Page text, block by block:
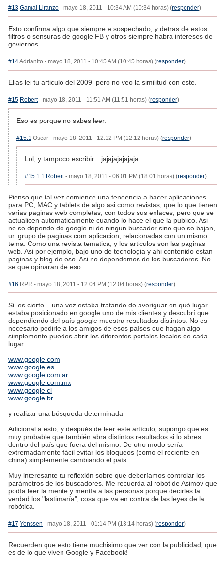
#13 Gamal Liranzo - mayo 18, 2011 - 10:34 AM (10:34 horas) (responder)
Esto confirma algo que siempre e sospechado, y detras de estos
filtros o sensuras de google FB y otros siempre habra intereses de
goviernos.
#14Adrianito - mayo 18, 2011 - 10:45 AM (10:45 horas) (responder)
Elias lei tu articulo del 2009, pero no veo la similitud con este.
#15 Robert- mayo 18, 2011 - 11:51 AM (11:51 horas) (responder)
Eso es porque no sabes leer.
#15.1 Oscar - mayo 18, 2011 - 12:12 PM (12:12 horas) (responder)
Lol, y tampoco escribir... jajajajajajaja
#15.1.1 Robert- mayo 18, 2011 - 06:01 PM (18:01 horas) (responder)
Pienso que tal vez comience una tendencia a hacer aplicaciones
para PC, MAC y tablets de algo asi como revistas, que lo que tienen
varias paginas web completas, con todos sus enlaces, pero que se
actualicen automaticamente cuando lo hace el que la publico. Asi
no se depende de google ni de ningun buscador sino que se bajan,
un grupo de paginas com aplicacion, relacionadas con un mismo
tema. Como una revista tematica, y los articulos son las paginas
web. Asi por ejemplo, bajo uno de tecnologia y ahi contenido estan
paginas y blog de eso. Asi no dependemos de los buscadores. No
se que opinaran de eso.
#16 RPR - mayo 18, 2011 - 12:04 PM (12:04 horas) (responder)
Si, es cierto... una vez estaba tratando de averiguar en qué lugar
estaba posicionado en google uno de mis clientes y descubrí que
dependiendo del país google muestra resultados distintos. No es
necesario pedirle a los amigos de esos países que hagan algo,
simplemente puedes abrir los diferentes portales locales de cada
lugar:
www.google.com
www.google.es
www.google.com.ar
www.google.com.mx
www.google.cl
www.google.br
y realizar una búsqueda determinada.
Adicional a esto, y después de leer este artículo, supongo que es
muy probable que también abra distintos resultados si lo abres
dentro del país que fuera del mismo. De otro modo sería
extremadamente fácil evitar los bloqueos (como el reciente en
china) simplemente cambiando el país.
Muy interesante tu reflexión sobre que deberíamos controlar los
parámetros de los buscadores. Me recuerda al robot de Asimov que
podía leer la mente y mentía a las personas porque decirles la
verdad los "lastimaría", cosa que va en contra de las leyes de la
robótica.
#17 Yenssen - mayo 18, 2011 - 01:14 PM (13:14 horas) (responder)
Recuerden que esto tiene muchisimo que ver con la publicidad, que
es de lo que viven Google y Facebook!